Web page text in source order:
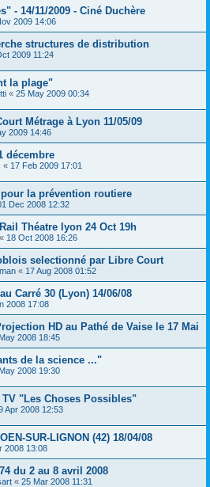
- 14/11/2009 - Ciné Duchère
2009 14:06
structures de distribution
2009 11:24
la plage"
« 25 May 2009 00:34
Métrage à Lyon 11/05/09
2009 14:46
décembre
« 17 Feb 2009 17:01
la prévention routiere
Dec 2008 12:32
Théatre lyon 24 Oct 19h
« 18 Oct 2008 16:26
selectionné par Libre Court
« 17 Aug 2008 01:52
Carré 30 (Lyon) 14/06/08
2008 17:08
HD au Pathé de Vaise le 17 Mai
2008 18:45
de la science ..."
2008 19:30
"Les Choses Possibles"
Apr 2008 12:53
SUR-LIGNON (42) 18/04/08
2008 13:08
du 2 au 8 avril 2008
« 25 Mar 2008 11:31